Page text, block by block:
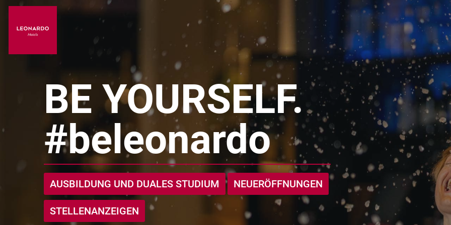
BE YOURSELF.
#beleonardo
AUSBILDUNG UND DUALES STUDIUM NEUERÖFFNUNGEN
STELLENANZEIGEN